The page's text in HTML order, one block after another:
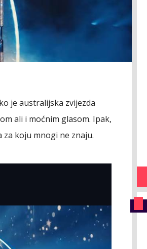
je australijska zvijezda
ali i moćnim glasom. Ipak,
koju mnogi ne znaju.